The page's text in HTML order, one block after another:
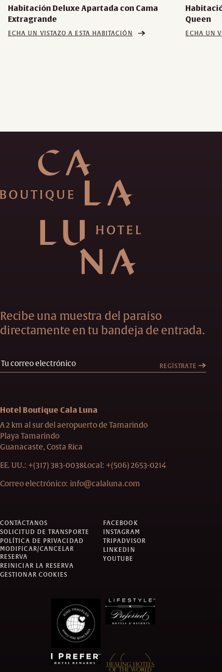
Habitación Deluxe Apartada con Cama
Extragrande
ECHA UN VISTAZO A ESTA HABITACIÓN
Queen
ECHA UN
Recibe una muestra del paraíso
directamente en tu bandeja de entrada.
REGÍSTRATE
Hotel Boutique Cala Luna
A 2 km al sur del aeropuerto de Tamarindo
Playa Tamarindo
Guanacaste, Costa Rica
EE. UU.: +(317) 383-0038Local: +(506) 2653-0214
Correo electrónico: info@calaluna.com
CONTÁCTANOS
SOLICITUD DE TRANSPORTE
POLÍTICA DE PRIVACIDAD
MODIFICAR/CANCELAR
RESERVA
REINICIAR LA RESERVA
GESTIONAR COOKIES
FACEBOOK
INSTAGRAM
TRIPADVISOR
LINKEDIN
YOUTUBE